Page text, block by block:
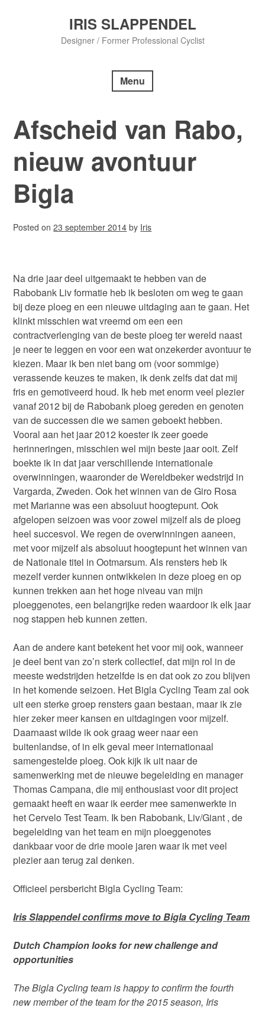
IRIS SLAPPENDEL
Designer / Former Professional Cyclist
Menu
Afscheid van Rabo,
nieuw avontuur
Bigla
Posted on23 september 2014 by Iris
Na drie jaar deel uitgemaakt te hebben van de
Rabobank Liv formatie heb ik besloten om weg te gaan
bij deze ploeg en een nieuwe uitdaging aan te gaan. Het
klinkt misschien wat vreemd om een een
contractverlenging van de beste ploeg ter wereld naast
je neer te leggen en voor een wat onzekerder avontuur te
kiezen. Maar ik ben niet bang om (voor sommige)
verassende keuzes te maken, ik denk zelfs dat dat mij
fris en gemotiveerd houd. Ik heb met enorm veel plezier
vanaf 2012 bij de Rabobank ploeg gereden en genoten
van de successen die we samen geboekt hebben.
Vooral aan het jaar 2012 koester ik zeer goede
herinneringen, misschien wel mijn beste jaar ooit. Zelf
boekte ik in dat jaar verschillende internationale
overwinningen, waaronder de Wereldbeker wedstrijd in
Vargarda, Zweden. Ook het winnen van de Giro Rosa
met Marianne was een absoluut hoogtepunt. Ook
afgelopen seizoen was voor zowel mijzelf als de ploeg
heel succesvol. We regen de overwinningen aaneen,
met voor mijzelf als absoluut hoogtepunt het winnen van
de Nationale titel in Ootmarsum. Als rensters heb ik
mezelf verder kunnen ontwikkelen in deze ploeg en op
kunnen trekken aan het hoge niveau van mijn
ploeggenotes, een belangrijke reden waardoor ik elk jaar
nog stappen heb kunnen zetten.
Aan de andere kant betekent het voor mij ook, wanneer
je deel bent van zo’n sterk collectief, dat mijn rol in de
meeste wedstrijden hetzelfde is en dat ook zo zou blijven
in het komende seizoen. Het Bigla Cycling Team zal ook
uit een sterke groep rensters gaan bestaan, maar ik zie
hier zeker meer kansen en uitdagingen voor mijzelf.
Daarnaast wilde ik ook graag weer naar een
buitenlandse, of in elk geval meer internationaal
samengestelde ploeg. Ook kijk ik uit naar de
samenwerking met de nieuwe begeleiding en manager
Thomas Campana, die mij enthousiast voor dit project
gemaakt heeft en waar ik eerder mee samenwerkte in
het Cervelo Test Team. Ik ben Rabobank, Liv/Giant , de
begeleiding van het team en mijn ploeggenotes
dankbaar voor de drie mooie jaren waar ik met veel
plezier aan terug zal denken.
Officieel persbericht Bigla Cycling Team:
Iris Slappendel confirms move to Bigla Cycling Team
Dutch Champion looks for new challenge and
opportunities
The Bigla Cycling team is happy to confirm the fourth
new member of the team for the 2015 season, Iris